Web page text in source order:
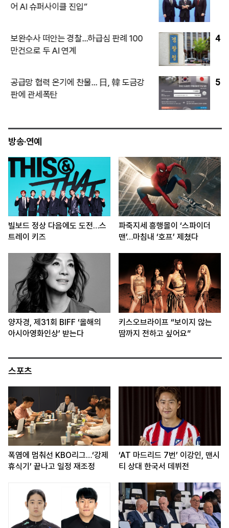
능’ 등 고난도 법리 검토 떠안는 경찰
4
[한화 3남 김동선 홀로서기②] 한화맨·외
부 전문가 포진한 ‘김동선 사단’…신사업
5
“中 점유율 끌어올려라”… 현대차, 아이오
닉 V로 승부수
방송·연예
빌보드 정상 다음에도 도전…스
트레이 키즈
파죽지세 흥행몰이 ‘스파이더
맨’…마침내 ‘호프’ 제쳤다
양자경, 제31회 BIFF ‘올해의
아시아영화인상’ 받는다
키스오브라이프 “보이지 않는
땀까지 전하고 싶어요”
스포츠
폭염에 멈춰선 KBO리그…‘강제
휴식기’ 끝나고 일정 재조정
‘AT 마드리드 7번’ 이강인, 맨시
티 상대 한국서 데뷔전